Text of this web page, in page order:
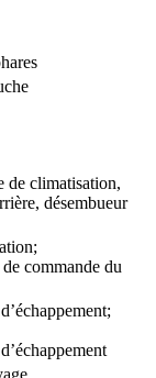
de climatisation,
désembueur
commande du